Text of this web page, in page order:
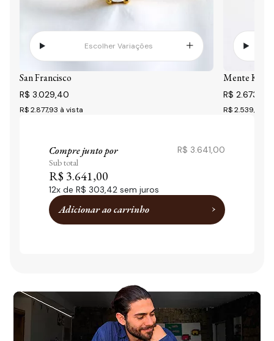
Escolher Variações
San Francisco
R$ 3.029,40
R$ 2.877,93 à vista
Mente
R$ 2.673,00
R$ 2.539,35
Compre junto por
R$ 3.641,00
Sub total
R$ 3.641,00
12x de R$ 303,42 sem juros
Adicionar ao carrinho